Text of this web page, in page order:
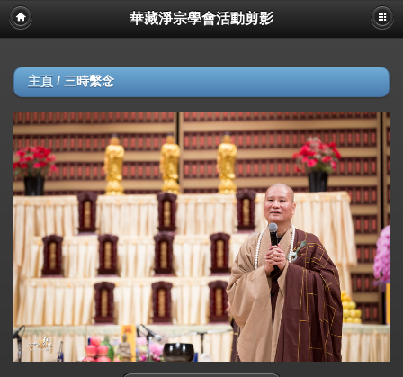
華藏淨宗學會活動剪影
主頁 / 三時繫念